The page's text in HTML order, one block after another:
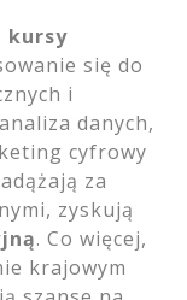
kursy
się do
i
danych,
cyfrowy
za
zyskują
. Co więcej,
krajowym